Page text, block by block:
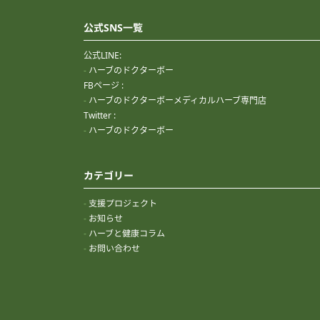
公式SNS一覧
公式LINE:
ハーブのドクターボー
FBページ :
ハーブのドクターボーメディカルハーブ専門店
Twitter :
ハーブのドクターボー
カテゴリー
支援プロジェクト
お知らせ
ハーブと健康コラム
お問い合わせ